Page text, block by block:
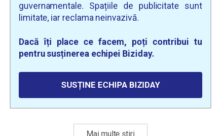
guvernamentale. Spațiile de publicitate sunt
limitate, iar reclama neinvazivă.
Dacă îți place ce facem, poți contribui tu
pentru susținerea echipei Biziday.
SUSȚINE ECHIPA BIZIDAY
Mai multe știri